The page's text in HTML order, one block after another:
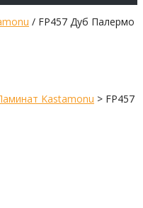
/ FP457 Дуб Палермо
Kastamonu > FP457